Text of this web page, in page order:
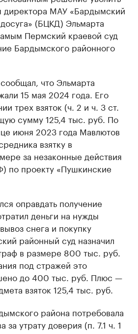
директора МАУ «Бардымский
(БЦКД) Эльмарта
Пермский краевой суд
Бардымского районного
что Эльмарта
15 мая 2024 года. Его
трех взяток (ч. 2 и ч. 3 ст.
сумму 125,4 тыс. руб. По
июня 2023 года Мавлютов
взятку в
за незаконные действия
по проекту «Пушкинские
оправдать получение
деньги на нужды
снега и покупку
районный суд назначил
в размере 800 тыс. руб.
под стражей это
до 400 тыс. руб. Плюс —
взяток 125,4 тыс. руб.
района потребовала
за утрату доверия (п. 7.1 ч. 1